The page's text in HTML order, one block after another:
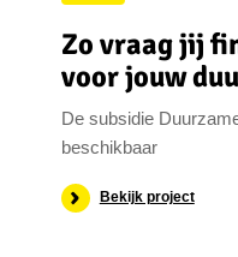
Zo vraag jij
voor jouw
De subsidie
beschikbaar
Bekijk project